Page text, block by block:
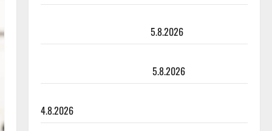
5.8.2026
5.8.2026
4.8.2026